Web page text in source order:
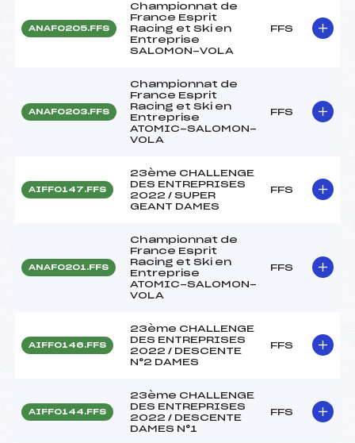
ANAF0205.FFS
Championnat de
France Esprit
Racing et Ski en
Entreprise
SALOMON-VOLA
FFS
ANAF0203.FFS
Championnat de
France Esprit
Racing et Ski en
Entreprise
ATOMIC-SALOMON-
VOLA
FFS
AIFF0147.FFS
23ème CHALLENGE
DES ENTREPRISES
2022 / SUPER
GEANT DAMES
FFS
ANAF0201.FFS
Championnat de
France Esprit
Racing et Ski en
Entreprise
ATOMIC-SALOMON-
VOLA
FFS
AIFF0146.FFS
23ème CHALLENGE
DES ENTREPRISES
2022 / DESCENTE
N°2 DAMES
FFS
AIFF0144.FFS
23ème CHALLENGE
DES ENTREPRISES
2022 / DESCENTE
DAMES N°1
FFS